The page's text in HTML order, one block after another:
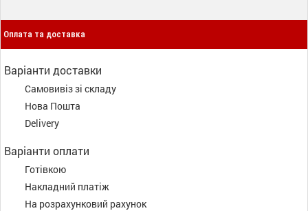
Оплата та доставка
Варіанти доставки
Самовивіз зі складу
Нова Пошта
Delivery
Варіанти оплати
Готівкою
Накладний платіж
На розрахунковий рахунок